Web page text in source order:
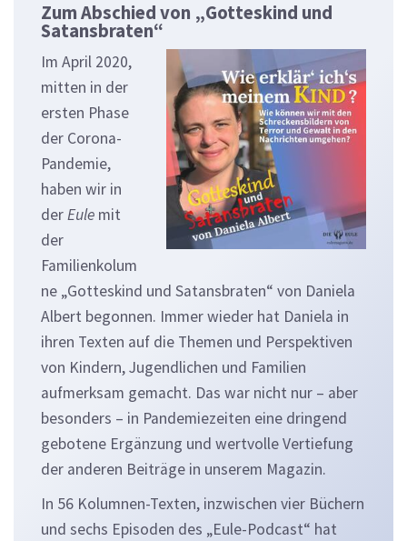
Zum Abschied von „Gotteskind und
Satansbraten“
Im April 2020,
mitten in der
ersten Phase
der Corona-
Pandemie,
haben wir in
derEule mit
der
Familienkolum
ne „Gotteskind und Satansbraten“ von Daniela
Albert begonnen. Immer wieder hat Daniela in
ihren Texten auf die Themen und Perspektiven
von Kindern, Jugendlichen und Familien
aufmerksam gemacht. Das war nicht nur – aber
besonders – in Pandemiezeiten eine dringend
gebotene Ergänzung und wertvolle Vertiefung
der anderen Beiträge in unserem Magazin.
In 56 Kolumnen-Texten, inzwischen vier Büchern
und sechs Episoden des „Eule-Podcast“ hat